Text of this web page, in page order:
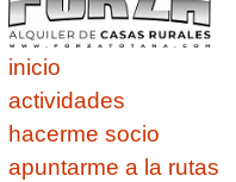
inicio
actividades
hacerme socio
apuntarme a la rutas